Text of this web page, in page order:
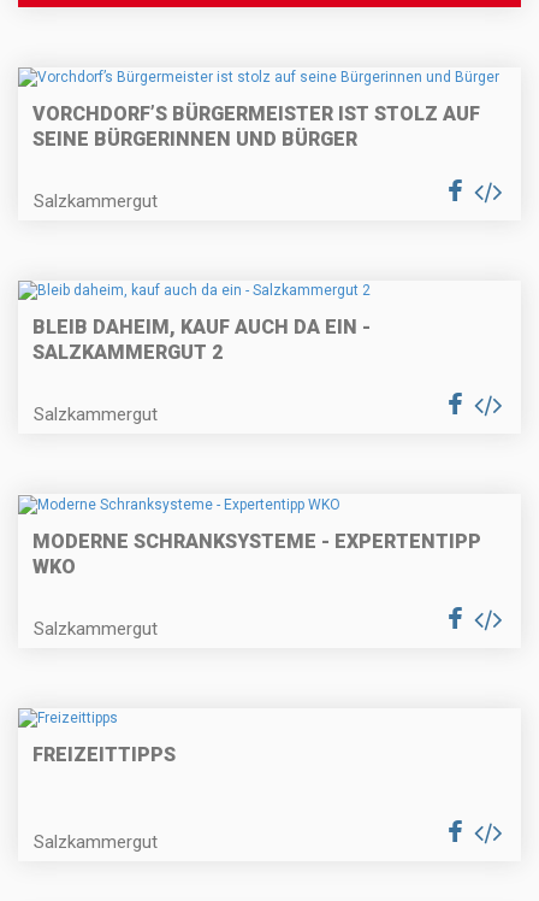
VORCHDORF’S BÜRGERMEISTER IST STOLZ AUF
SEINE BÜRGERINNEN UND BÜRGER
Salzkammergut
BLEIB DAHEIM, KAUF AUCH DA EIN -
SALZKAMMERGUT 2
Salzkammergut
MODERNE SCHRANKSYSTEME - EXPERTENTIPP
WKO
Salzkammergut
FREIZEITTIPPS
Salzkammergut